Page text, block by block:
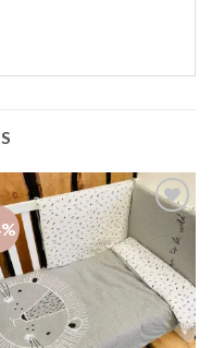
Añadir
a la
lista de
deseos